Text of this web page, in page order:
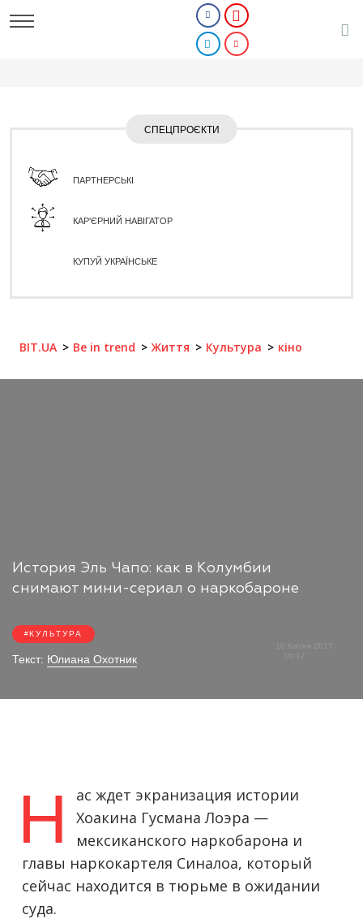
СПЕЦПРОЄКТИ
ПАРТНЕРСЬКІ
КАР'ЄРНИЙ НАВІГАТОР
КУПУЙ УКРАЇНСЬКЕ
BIT.UA Be in trend Життя Культура кіно
История Эль Чапо: как в Колумбии
снимают мини-сериал о наркобароне
КУЛЬТУРА
Текст: Юлиана Охотник
10 Квітня 2017
16:17
Н
ас ждет экранизация истории
Хоакина Гусмана Лоэра —
мексиканского наркобарона и
главы наркокартеля Синалоа, который
сейчас находится в тюрьме в ожидании
суда.